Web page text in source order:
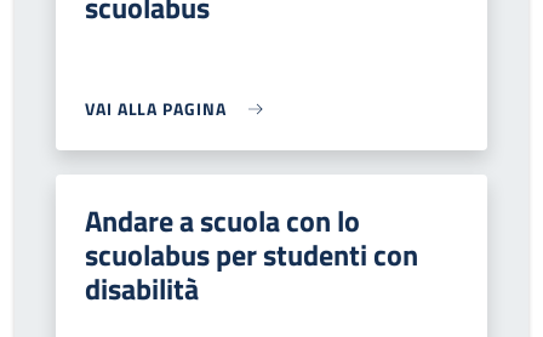
VAI ALLA PAGINA
Andare a scuola con lo
scuolabus per studenti con
disabilità